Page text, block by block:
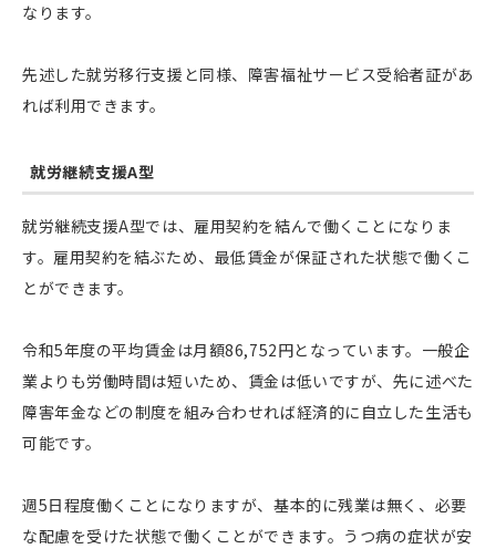
なります。
先述した就労移行支援と同様、障害福祉サービス受給者証があ
れば利用できます。
就労継続支援A型
就労継続支援A型では、雇用契約を結んで働くことになりま
す。雇用契約を結ぶため、最低賃金が保証された状態で働くこ
とができます。
令和5年度の平均賃金は月額86,752円となっています。一般企
業よりも労働時間は短いため、賃金は低いですが、先に述べた
障害年金などの制度を組み合わせれば経済的に自立した生活も
可能です。
週5日程度働くことになりますが、基本的に残業は無く、必要
な配慮を受けた状態で働くことができます。うつ病の症状が安